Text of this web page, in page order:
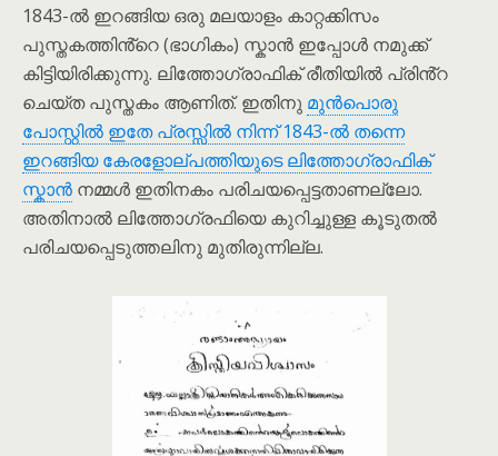
1843-ൽ ഇറങ്ങിയ ഒരു മലയാളം കാറ്റക്കിസം
പുസ്തകത്തിൻ്റെ (ഭാഗികം) സ്കാൻ ഇപ്പോൾ നമുക്ക്
കിട്ടിയിരിക്കുന്നു. ലിത്തോഗ്രാഫിക് രീതിയിൽ പ്രിൻ്റ
ചെയ്ത പുസ്തകം ആണിത്. ഇതിനു മുൻപൊരു
പോസ്റ്റിൽ ഇതേ പ്രസ്സിൽ നിന്ന് 1843-ൽ തന്നെ
ഇറങ്ങിയ കേരളോല്പത്തിയുടെ ലിത്തോഗ്രാഫിക്
സ്കാൻ നമ്മൾ ഇതിനകം പരിചയപ്പെട്ടതാണല്ലോ.
അതിനാൽ ലിത്തോഗ്രഫിയെ കുറിച്ചുള്ള കൂടുതൽ
പരിചയപ്പെടുത്തലിനു മുതിരുന്നില്ല.